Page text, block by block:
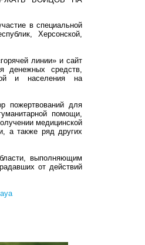
в специальной
Херсонской,
линии» и сайт
денежных средств,
и населения на
пожертвований для
помощи,
медицинской
а также ряд других
выполняющим
от действий